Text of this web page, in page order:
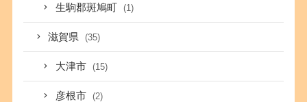
生駒郡斑鳩町 (1)
滋賀県 (35)
大津市 (15)
彦根市 (2)